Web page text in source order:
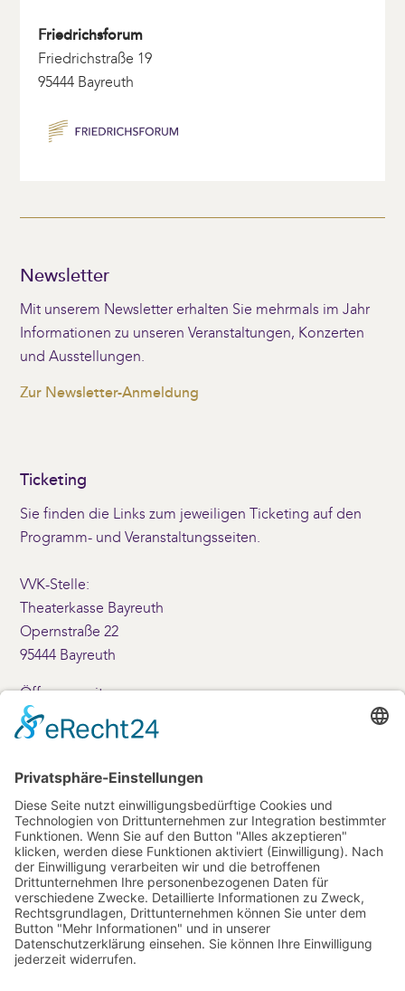
Friedrichsforum
Friedrichstraße 19
95444 Bayreuth
Newsletter
Mit unserem Newsletter erhalten Sie mehrmals im Jahr
Informationen zu unseren Veranstaltungen, Konzerten
und Ausstellungen.
Zur Newsletter-Anmeldung
Ticketing
Sie finden die Links zum jeweiligen Ticketing auf den
Programm- und Veranstaltungsseiten.
VVK-Stelle:
Theaterkasse Bayreuth
Opernstraße 22
95444 Bayreuth
Öffnungszeiten:
Montag – Freitag: 10 – 17 Uhr
Samstag: 10 – 14 Uhr
Kontakt
info(at)friedrichsforum.de
+49 (0) 921 / 25 20-80